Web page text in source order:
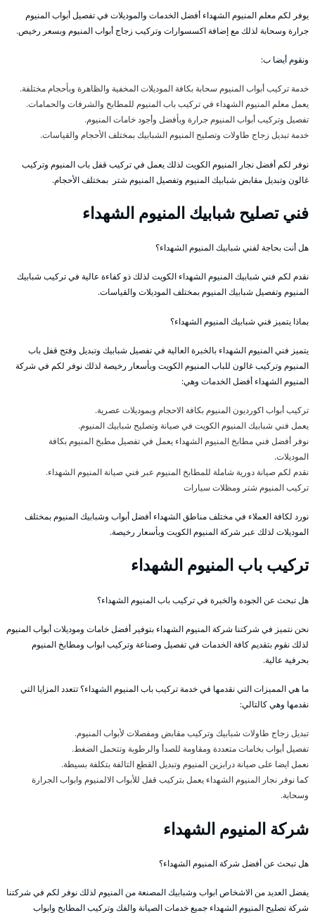
يوفر لكم معلم المنيوم الشهداء أفضل الخدمات والموديلات في تفصيل أبواب المنيوم
جرارة وسحابة لذلك مع إضافة اكسسوارات وتركيب زجاج أبواب المنيوم وبسعر رخيص.
ونقوم أيضا ب:
خدمة تركيب أبواب المنيوم سحابة بكافة الموديلات المخفية والظاهرة وبأحجام مختلفة.
يعمل معلم المنيوم الشهداء في تركيب باب المنيوم للمطابخ والشرفات والحمامات.
تفصيل وتركيب أبواب المنيوم جرارة وبأفضل وأجود خامات المنيوم.
خدمة تبديل زجاج طاولات وتصليح المنيوم الشبابيك بمختلف الأحجام والقياسات.
نوفر لكم أفضل نجار المنيوم الكويت لذلك يعمل في تركيب قفل باب المنيوم وتركيب
غالون وتبديل مقابض شبابيك المنيوم وتفصيل المنيوم شتر بمختلف الأحجام.
فني تصليح شبابيك المنيوم الشهداء
هل أنت بحاجة لفني شبابيك المنيوم الشهداء؟
نقدم لكم فني شبابيك المنيوم الشهداء الكويت لذلك ذو كفاءة عالية في تركيب شبابيك
المنيوم وتفصيل شبابيك المنيوم بمختلف الموديلات والقياسات.
بماذا يتميز فني شبابيك المنيوم الشهداء؟
يتميز فني المنيوم الشهداء بالخبرة العالية في تفصيل شبابيك وتبديل وفتح قفل باب
المنيوم وتركيب غالون للباب المنيوم الكويت وبأسعار رخيصة لذلك نوفر لكم في شركة
المنيوم الشهداء أفضل الخدمات وهي:
تركيب أبواب اكورديون المنيوم بكافة الاحجام وبموديلات عصرية.
يعمل فني شبابيك المنيوم الكويت في صيانة وتصليح شبابيك المنيوم.
نوفر أفضل فني مطابخ المنيوم الشهداء يعمل في تفصيل مطبخ المنيوم بكافة
الموديلات.
نقدم لكم صيانة دورية شاملة للمطابخ المنيوم عبر فني صيانة المنيوم الشهداء.
تركيب المنيوم شتر ومظلات سيارات
نورد لكافة العملاء في مختلف مناطق الشهداء أفضل أبواب وشبابيك المنيوم بمختلف
الموديلات لذلك عبر شركة المنيوم الكويت وبأسعار رخيصة.
تركيب باب المنيوم الشهداء
هل تبحث عن الجودة والخبرة في تركيب باب المنيوم الشهداء؟
نحن نتميز في شركتنا شركة المنيوم الشهداء بتوفير أفضل خامات وموديلات أبواب المنيوم
لذلك نقوم بتقديم كافة الخدمات في تفصيل وصناعة وتركيب ابواب ومطابخ المنيوم
بحرفية عالية.
ما هي المميزات التي نقدمها في خدمة تركيب باب المنيوم الشهداء؟ تتعدد المزايا التي
نقدمها وهي كالتالي:
تبديل زجاج طاولات شبابيك وتركيب مقابض ومفصلات لأبواب المنيوم.
تفصيل أبواب بخامات متعددة ومقاومة للصدأ والرطوبة وتتحمل الضغط.
نعمل ايضا على صيانة درابزين المنيوم وتبديل القطع التالفة بتكلفة بسيطة.
كما نوفر نجار المنيوم الشهداء يعمل بتركيب قفل للأبواب الالمنيوم وابواب الجرارة
وسحابة.
شركة المنيوم الشهداء
هل تبحث عن أفضل شركة المنيوم الشهداء؟
يفضل العديد من الاشخاص ابواب وشبابيك المصنعة من المنيوم لذلك نوفر لكم في شركتنا
شركة تصليح المنيوم الشهداء جميع خدمات الصيانة والفك وتركيب المطابخ وابواب